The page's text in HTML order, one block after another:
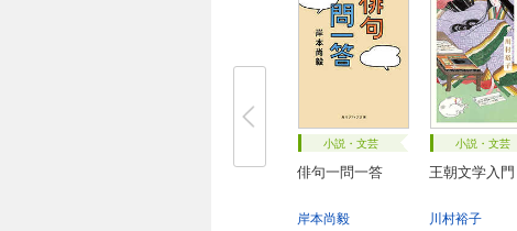
小説・文芸
俳句一問一答
岸本尚毅
小説・文芸
王朝文学入門
川村裕子